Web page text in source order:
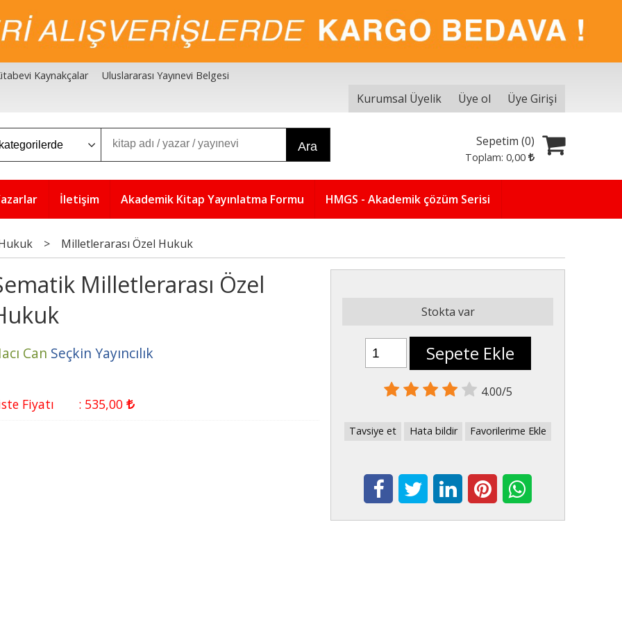
Kaynakçalar Uluslararası Yayınevi Belgesi
Kurumsal Üyelik Üye ol Üye Girişi
Ara Sepetim (0)
Toplam:0,00
İletişim Akademik Kitap Yayınlatma Formu HMGS - Akademik çözüm Serisi
> Milletlerarası Özel Hukuk
Milletlerarası Özel
Can Seçkin Yayıncılık
Fiyatı : 535,00
Stokta var
Sepete Ekle
4.00/5
Tavsiye et Hata bildir Favorilerime Ekle